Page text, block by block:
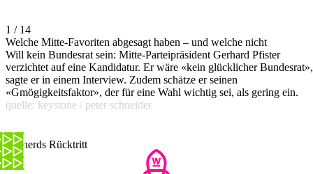
1 / 14
Welche Mitte-Favoriten abgesagt haben – und welche nicht
Will kein Bundesrat sein: Mitte-Parteipräsident Gerhard Pfister
verzichtet auf eine Kandidatur. Er wäre «kein glücklicher Bundesrat»,
sagte er in einem Interview. Zudem schätze er seinen
«Gmögigkeitsfaktor», der für eine Wahl wichtig sei, als gering ein.
quelle: keystone / peter schneider
Amherds Rücktritt